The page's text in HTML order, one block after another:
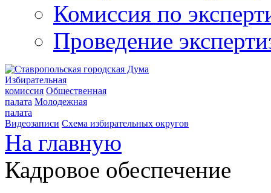
Комиссия по
Проведение
Избирательная
комиссия Общественная
палата Молодежная
палата
Видеозаписи Схема избирательных округов
На главную
Кадровое обеспечение